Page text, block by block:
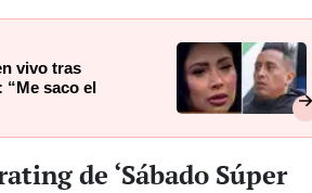
vivo tras
“Me saco el
de ‘Sábado Súper